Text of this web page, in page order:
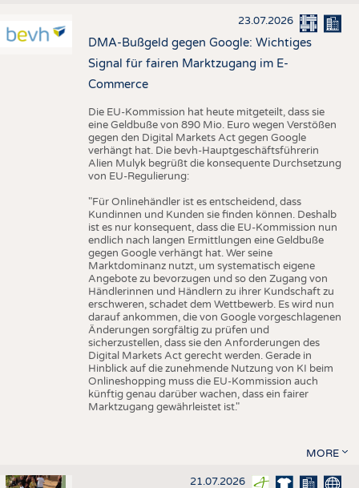
23.07.2026
DMA-Bußgeld gegen Google: Wichtiges
Signal für fairen Marktzugang im E-
Commerce
Die EU-Kommission hat heute mitgeteilt, dass sie
eine Geldbuße von 890 Mio. Euro wegen Verstößen
gegen den Digital Markets Act gegen Google
verhängt hat. Die bevh-Hauptgeschäftsführerin
Alien Mulyk begrüßt die konsequente Durchsetzung
von EU-Regulierung:
"Für Onlinehändler ist es entscheidend, dass
Kundinnen und Kunden sie finden können. Deshalb
ist es nur konsequent, dass die EU-Kommission nun
endlich nach langen Ermittlungen eine Geldbuße
gegen Google verhängt hat. Wer seine
Marktdominanz nutzt, um systematisch eigene
Angebote zu bevorzugen und so den Zugang von
Händlerinnen und Händlern zu ihrer Kundschaft zu
erschweren, schadet dem Wettbewerb. Es wird nun
darauf ankommen, die von Google vorgeschlagenen
Änderungen sorgfältig zu prüfen und
sicherzustellen, dass sie den Anforderungen des
Digital Markets Act gerecht werden. Gerade in
Hinblick auf die zunehmende Nutzung von KI beim
Onlineshopping muss die EU-Kommission auch
künftig genau darüber wachen, dass ein fairer
Marktzugang gewährleistet ist."
MORE
21.07.2026